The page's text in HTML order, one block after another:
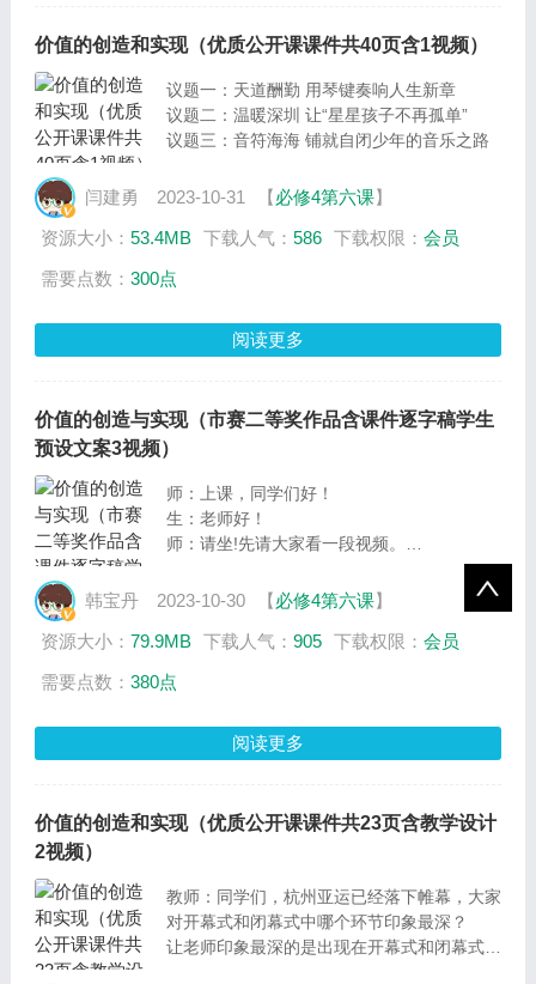
总书记讲话精神的指导下，以“学习路上，砥
砺黔行”为总议题，立足铜仁实际，分
价值的创造和实现（优质公开课课件共40页含1视频）
议题一：天道酬勤 用琴键奏响人生新章
议题二：温暖深圳 让“星星孩子不再孤单”
议题三：音符海海 铺就自闭少年的音乐之路
闫建勇 2023-10-31 【必修4第六课】
资源大小： 53.4MB 下载人气： 586 下载权限： 会员
需要点数： 300点
阅读更多
价值的创造与实现（市赛二等奖作品含课件逐字稿学生
预设文案3视频）
师：上课，同学们好！
生：老师好！
师：请坐!先请大家看一段视频。
师：黄文秀选择扎根乡村，奉献自我，去实现
她的人生价值。和黄文秀一样，作为新时代青
就来探讨这个议题，探讨议题：新时代青年应
如何实现人生价值，来学习第六课第三框：价
值的创造与实现。（板书）
韩宝丹 2023-10-30 【必修4第六课】
资源大小： 79.9MB 下载人气： 905 下载权限： 会员
需要点数： 380点
阅读更多
价值的创造和实现（优质公开课课件共23页含教学设计
2视频）
教师：同学们，杭州亚运已经落下帷幕，大家
对开幕式和闭幕式中哪个环节印象最深？
让老师印象最深的是出现在开幕式和闭幕式的